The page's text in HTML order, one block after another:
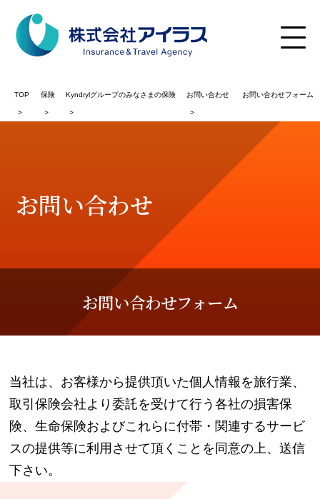
険TOP
TOP 保険 Kyndrylグループのみなさまの保険 お問い合わせ お問い合わせフォーム
お問い合わせ
お問い合わせフォーム
当社は、お客様から提供頂いた個人情報を旅行業、
取引保険会社より委託を受けて行う各社の損害保
険、生命保険およびこれらに付帯・関連するサービ
スの提供等に利用させて頂くことを同意の上、送信
下さい。